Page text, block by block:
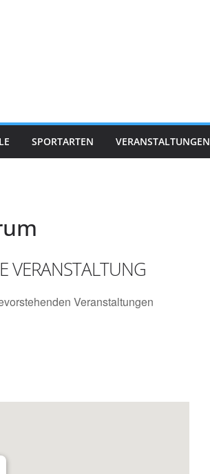
SPORTARTEN VERANSTALTUNGEN
VERANSTALTUNG
Veranstaltungen